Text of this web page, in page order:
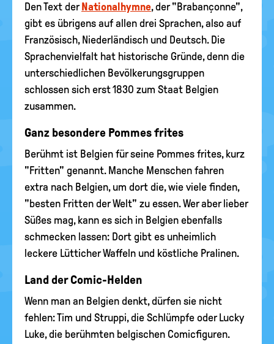
Den Text der Nationalhymne, der "Brabançonne",
gibt es übrigens auf allen drei Sprachen, also auf
Französisch, Niederländisch und Deutsch. Die
Sprachenvielfalt hat historische Gründe, denn die
unterschiedlichen Bevölkerungsgruppen
schlossen sich erst 1830 zum Staat Belgien
zusammen.
Ganz besondere Pommes frites
Berühmt ist Belgien für seine Pommes frites, kurz
"Fritten" genannt. Manche Menschen fahren
extra nach Belgien, um dort die, wie viele finden,
"besten Fritten der Welt" zu essen. Wer aber lieber
Süßes mag, kann es sich in Belgien ebenfalls
schmecken lassen: Dort gibt es unheimlich
leckere Lütticher Waffeln und köstliche Pralinen.
Land der Comic-Helden
Wenn man an Belgien denkt, dürfen sie nicht
fehlen: Tim und Struppi, die Schlümpfe oder Lucky
Luke, die berühmten belgischen Comicfiguren.